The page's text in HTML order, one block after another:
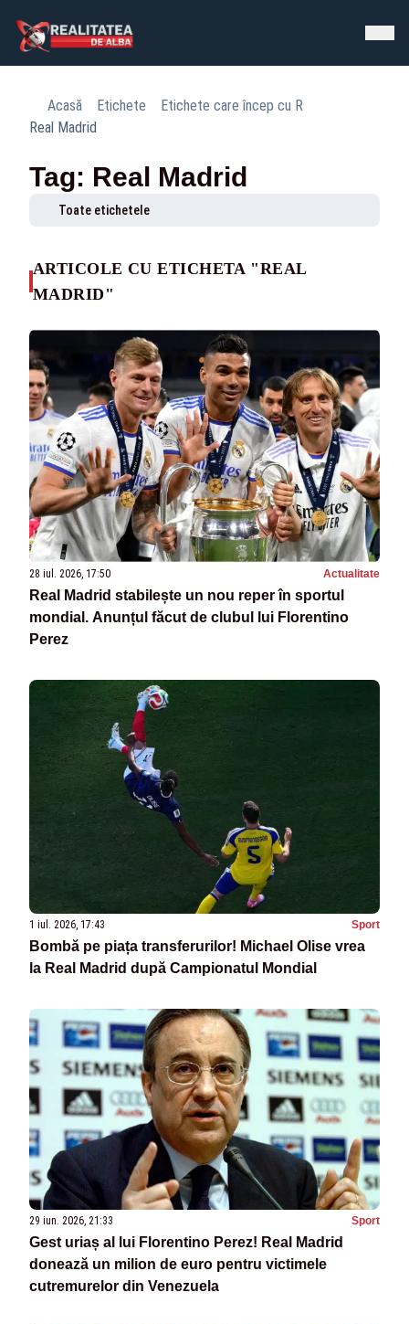
Acasă Etichete
Etichete care încep cu R
Real Madrid
Tag: Real Madrid
Toate etichetele
ARTICOLE CU ETICHETA "REAL
MADRID"
28 iul. 2026, 17:50 Actualitate
Real Madrid stabilește un nou reper în sportul
mondial. Anunțul făcut de clubul lui Florentino
Perez
1 iul. 2026, 17:43 Sport
Bombă pe piața transferurilor! Michael Olise vrea
la Real Madrid după Campionatul Mondial
29 iun. 2026, 21:33 Sport
Gest uriaș al lui Florentino Perez! Real Madrid
donează un milion de euro pentru victimele
cutremurelor din Venezuela